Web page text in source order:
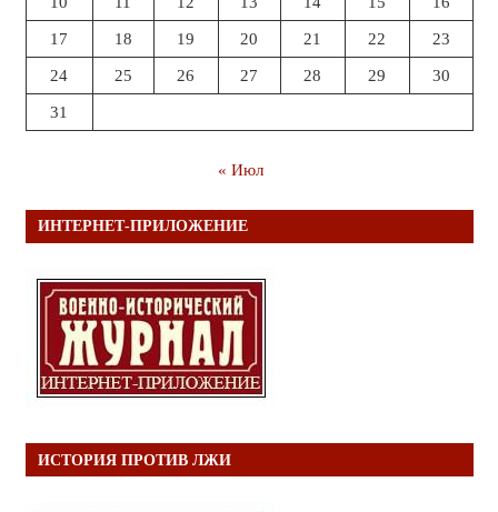
17 18 19 20 21 22 23
24 25 26 27 28 29 30
31
« Июл
ИНТЕРНЕТ-ПРИЛОЖЕНИЕ
ИСТОРИЯ ПРОТИВ ЛЖИ